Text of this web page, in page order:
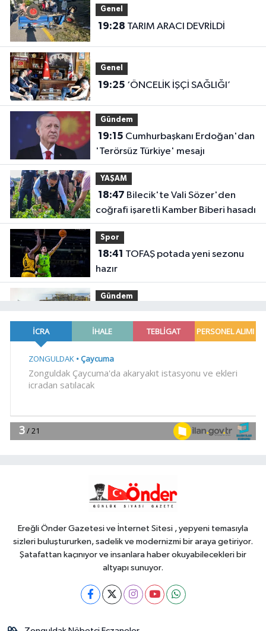
Genel
19:28 TARIM ARACI DEVRİLDİ
Genel
19:25 ‘ÖNCELİK İŞÇİ SAĞLIĞI’
Gündem
19:15
'Terörsüz Türkiye' mesajı
YAŞAM
18:47
coğrafi işaretli Kamber Biberi hasadı
Spor
18:41
hazır
Gündem
Eylül'de göreve başlayacak...
Gabar'da günlük petrol üretimi 83
bin 200 varile ulaştı
YAŞAM
18:30Trabzonspor'a büyük destek
18:23'Bu Kampta Hayat Var'
projesi özel bireylere yaz tatili
ediliyor
Ereğli Önder Gazetesi ve İnternet Sitesi , yepyeni temasıyla
sizleri buluştururken, sadelik ve modernizmi bir araya getiriyor.
Şatafattan kaçınıyor ve insanlara haber okuyabilecekleri bir
altyapı sunuyor.